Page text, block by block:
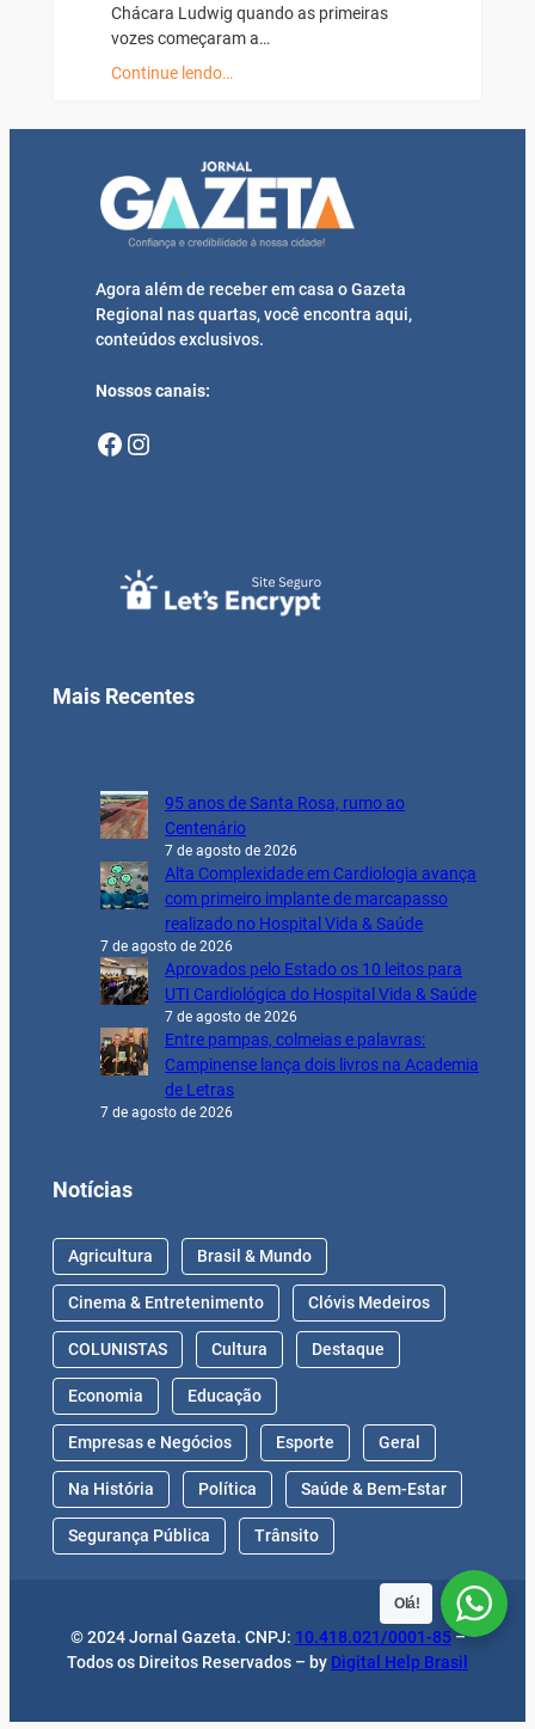
Chácara Ludwig quando as primeiras
vozes começaram a…
Continue lendo…
Agora além de receber em casa o Gazeta
Regional nas quartas, você encontra aqui,
conteúdos exclusivos.
Nossos canais:
Facebook Instagram
Mais Recentes
95 anos de Santa Rosa, rumo ao
Centenário
7 de agosto de 2026
Alta Complexidade em Cardiologia avança
com primeiro implante de marcapasso
realizado no Hospital Vida & Saúde
7 de agosto de 2026
Aprovados pelo Estado os 10 leitos para
UTI Cardiológica do Hospital Vida & Saúde
7 de agosto de 2026
Entre pampas, colmeias e palavras:
Campinense lança dois livros na Academia
de Letras
7 de agosto de 2026
Notícias
Agricultura Brasil & Mundo
Cinema & Entretenimento Clóvis Medeiros
COLUNISTAS Cultura Destaque
Economia Educação
Empresas e Negócios Esporte Geral
Na História Política Saúde & Bem-Estar
Segurança Pública Trânsito
© 2024 Jornal Gazeta. CNPJ: 10.418.021/0001-85–
Todos os Direitos Reservados – by Digital Help Brasil
Olá!